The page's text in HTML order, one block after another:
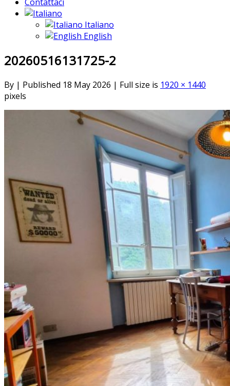
Italiano
English
20260516131725-2
By | Published 18 May 2026 | Full size is 1920 × 1440
pixels